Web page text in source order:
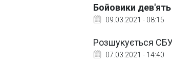
Бойовики
09.03.2021 - 08:15
Розшукується
07.03.2021 - 14:40